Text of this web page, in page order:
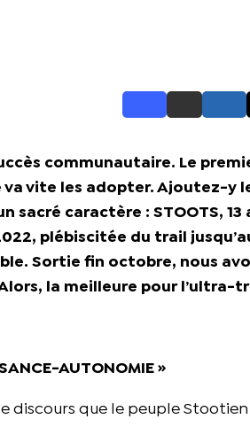
communautaire. Le
vite les adopter. Ajoutez-y
caractère : STOOTS, 13
plébiscitée du trail
Sortie fin octobre, nous
la meilleure pour l’ultra-
AUTONOMIE »
discours que le peuple